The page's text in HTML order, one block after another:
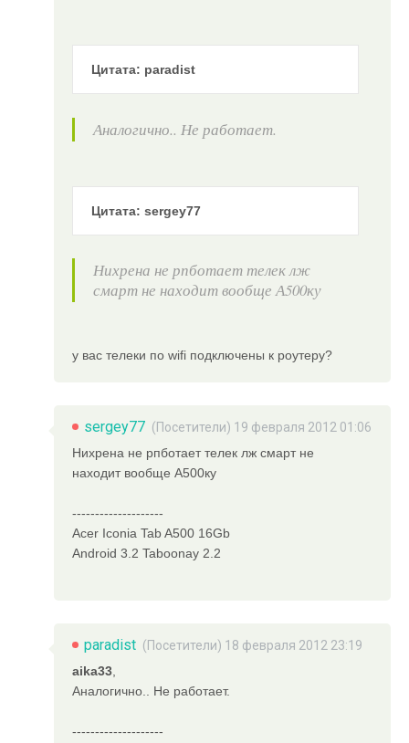
Цитата: paradist
Аналогично.. Не работает.
Цитата: sergey77
Нихрена не рпботает телек лж
смарт не находит вообще А500ку
у вас телеки по wifi подключены к роутеру?
sergey77 (Посетители) 19 февраля 2012 01:06
Нихрена не рпботает телек лж смарт не
находит вообще А500ку
--------------------
Acer Iconia Tab A500 16Gb
Android 3.2 Taboonay 2.2
paradist (Посетители) 18 февраля 2012 23:19
aika33,
Аналогично.. Не работает.
--------------------